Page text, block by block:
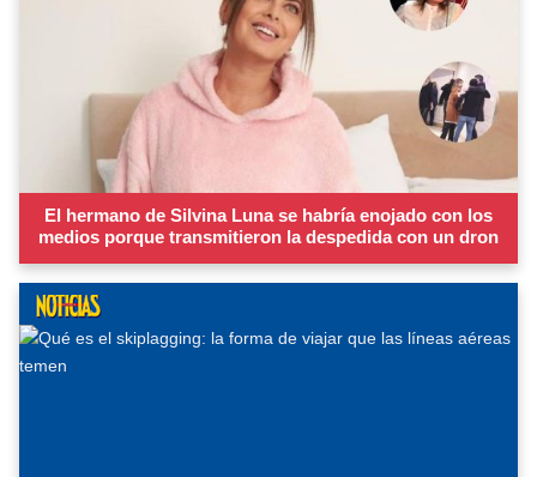
El hermano de Silvina Luna se habría enojado con los
medios porque transmitieron la despedida con un dron